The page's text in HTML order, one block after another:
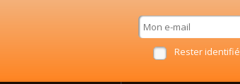
Rester identifié